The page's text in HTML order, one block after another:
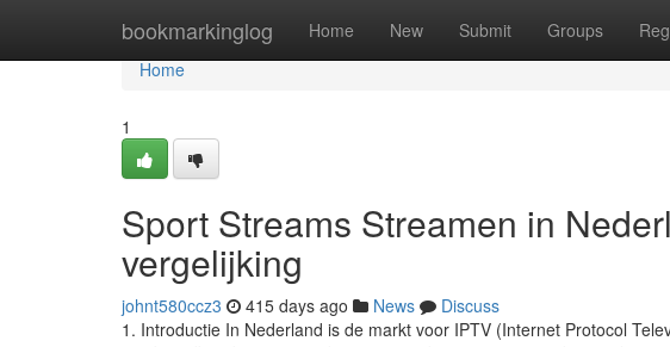
bookmarkinglog Home New Submit Groups
Home
Home
1
Sport Streams Streamen in
vergelijking
johnt580ccz3 415 days ago News
Discuss
1. Introductie In Nederland is de markt voor IPTV (Internet Protocol